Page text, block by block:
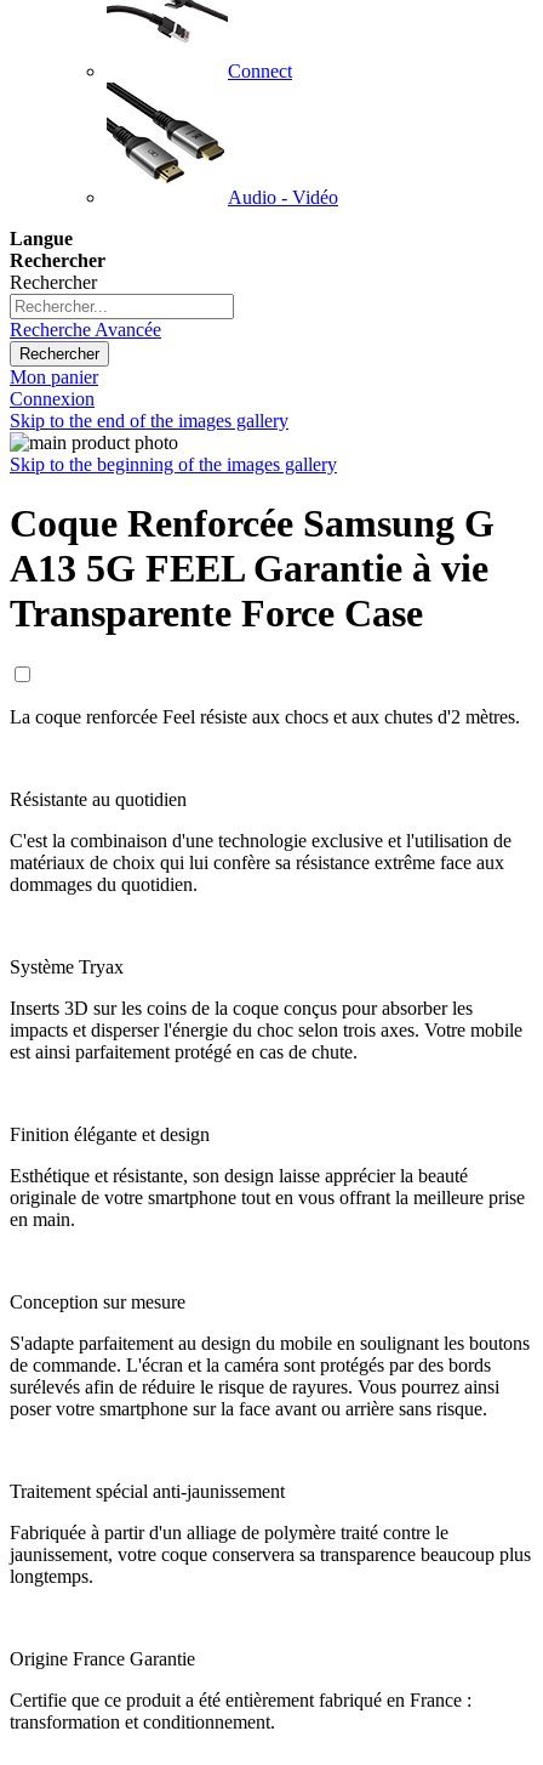
Connect
Audio - Vidéo
Langue
Rechercher
Rechercher
Recherche Avancée
Rechercher
Mon panier
Connexion
Skip to the end of the images gallery
Skip to the beginning of the images gallery
Coque Renforcée Samsung G
A13 5G FEEL Garantie à vie
Transparente Force Case
La coque renforcée Feel résiste aux chocs et aux chutes d'2 mètres.
Résistante au quotidien
C'est la combinaison d'une technologie exclusive et l'utilisation de
matériaux de choix qui lui confère sa résistance extrême face aux
dommages du quotidien.
Système Tryax
Inserts 3D sur les coins de la coque conçus pour absorber les
impacts et disperser l'énergie du choc selon trois axes. Votre mobile
est ainsi parfaitement protégé en cas de chute.
Finition élégante et design
Esthétique et résistante, son design laisse apprécier la beauté
originale de votre smartphone tout en vous offrant la meilleure prise
en main.
Conception sur mesure
S'adapte parfaitement au design du mobile en soulignant les boutons
de commande. L'écran et la caméra sont protégés par des bords
surélevés afin de réduire le risque de rayures. Vous pourrez ainsi
poser votre smartphone sur la face avant ou arrière sans risque.
Traitement spécial anti-jaunissement
Fabriquée à partir d'un alliage de polymère traité contre le
jaunissement, votre coque conservera sa transparence beaucoup plus
longtemps.
Origine France Garantie
Certifie que ce produit a été entièrement fabriqué en France :
transformation et conditionnement.